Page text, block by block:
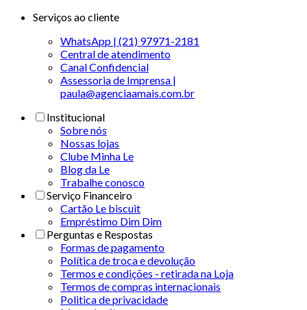
Serviços ao cliente
WhatsApp | (21) 97971-2181
Central de atendimento
Canal Confidencial
Assessoria de Imprensa |
paula@agenciaamais.com.br
Institucional
Sobre nós
Nossas lojas
Clube Minha Le
Blog da Le
Trabalhe conosco
Serviço Financeiro
Cartão Le biscuit
Empréstimo Dim Dim
Perguntas e Respostas
Formas de pagamento
Política de troca e devolução
Termos e condições - retirada na Loja
Termos de compras internacionais
Politica de privacidade